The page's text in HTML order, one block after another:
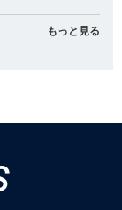
もっと見る